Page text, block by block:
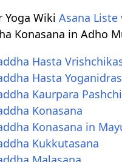
Yoga WikiAsana Liste
Konasana in Adho
Hasta
Hasta
Kaurpara
Konasana
Konasana in
Kukkutasana